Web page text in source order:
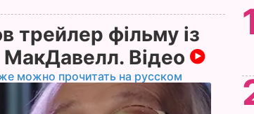
трейлер фільму із
Відео
можно прочитать на русском